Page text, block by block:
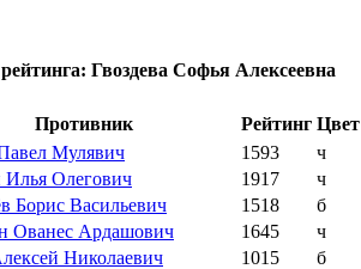
Гвоздева Софья Алексеевна
Противник Рейтинг Цвет
Мулявич 1593
ч
Илья Олегович 1917
ч
Борис Васильевич 1518
б
Ованес Ардашович 1645
ч
Николаевич 1015
б